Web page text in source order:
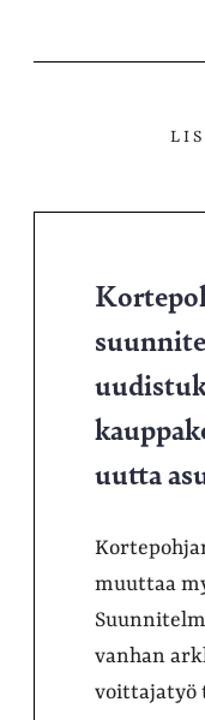
uutta
muuttaa
vanhan
voittajatyö